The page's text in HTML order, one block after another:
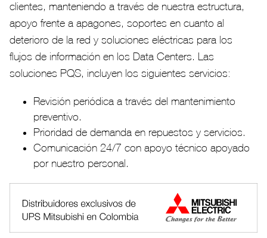
clientes, manteniendo a través de nuestra estructura,
apoyo frente a apagones, soportes en cuanto al
deterioro de la red y soluciones eléctricas para los
flujos de información en los Data Centers. Las
soluciones PQS, incluyen los siguientes servicios:
Revisión periódica a través del mantenimiento
preventivo.
Prioridad de demanda en repuestos y servicios.
Comunicación 24/7 con apoyo técnico apoyado
por nuestro personal.